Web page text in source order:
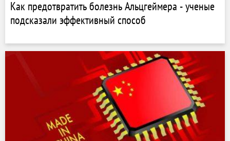
Как предотвратить болезнь Альцгеймера - ученые
подсказали эффективный способ